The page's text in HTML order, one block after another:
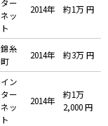
ター
ネッ
ト
2014年 約1万 円
錦糸
町
2014年 約3万 円
イン
ター
ネッ
ト
2014年
約1万
2,000 円